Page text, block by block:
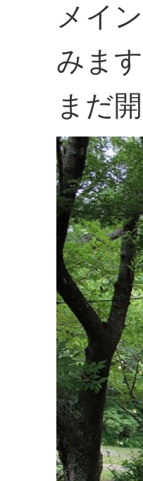
メイ
みます
まだ